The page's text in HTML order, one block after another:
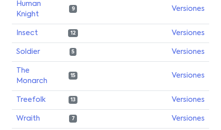
Human
Knight
9 Versiones
Insect 12 Versiones
Soldier 5 Versiones
The
Monarch
15 Versiones
Treefolk 13 Versiones
Wraith 7 Versiones